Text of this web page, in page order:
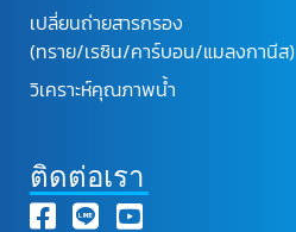
เปลี่ยนถ่ายสารกรอง
(ทราย/เรซิน/คาร์บอน/แมลงกานีส)
วิเคราะห์คุณภาพน้ำ
ติดต่อเรา